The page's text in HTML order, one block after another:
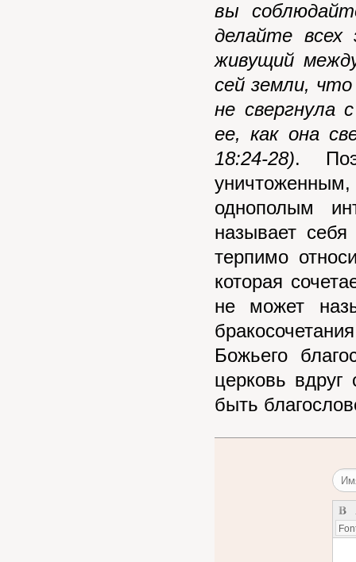
вы
делайте
живущий
сей земли,
не свергнула
ее, как она
18:24-28).
однополым
называет
терпимо
которая
не может
Божьего
церковь вдруг
быть